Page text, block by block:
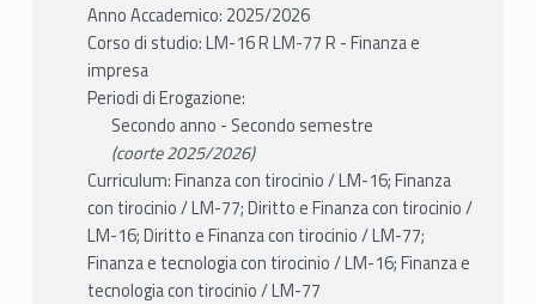
Anno Accademico: 2025/2026
Corso di studio: LM-16 R LM-77 R - Finanza e
impresa
Periodi di Erogazione:
Secondo anno - Secondo semestre
(coorte 2025/2026)
Curriculum: Finanza con tirocinio / LM-16; Finanza
con tirocinio / LM-77; Diritto e Finanza con tirocinio /
LM-16; Diritto e Finanza con tirocinio / LM-77;
Finanza e tecnologia con tirocinio / LM-16; Finanza e
tecnologia con tirocinio / LM-77